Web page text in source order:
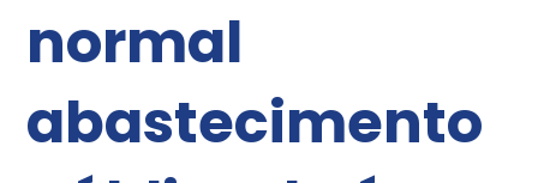
normal
abastecimento